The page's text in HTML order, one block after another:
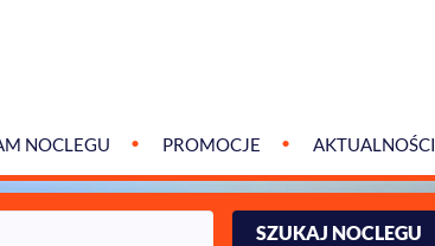
NOCLEGU PROMOCJE AKTUALNOŚCI
SZUKAJ NOCLEGU